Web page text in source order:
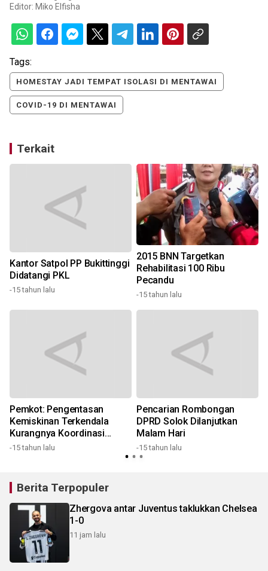
Editor: Miko Elfisha
Tags:
HOMESTAY JADI TEMPAT ISOLASI DI MENTAWAI
COVID-19 DI MENTAWAI
Terkait
Kantor Satpol PP Bukittinggi
Didatangi PKL
-15 tahun lalu
2015 BNN Targetkan
Rehabilitasi 100 Ribu
Pecandu
-15 tahun lalu
Pemkot: Pengentasan
Kemiskinan Terkendala
Kurangnya Koordinasi
Antar-Instansi
-15 tahun lalu
Pencarian Rombongan
DPRD Solok Dilanjutkan
Malam Hari
-15 tahun lalu
Berita Terpopuler
Zhergova antar Juventus taklukkan Chelsea
1-0
11 jam lalu